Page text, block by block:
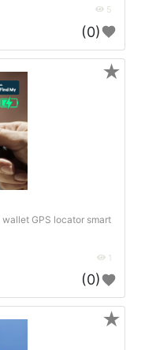
5
(0)
GPS locator smart
1
(0)
★
★